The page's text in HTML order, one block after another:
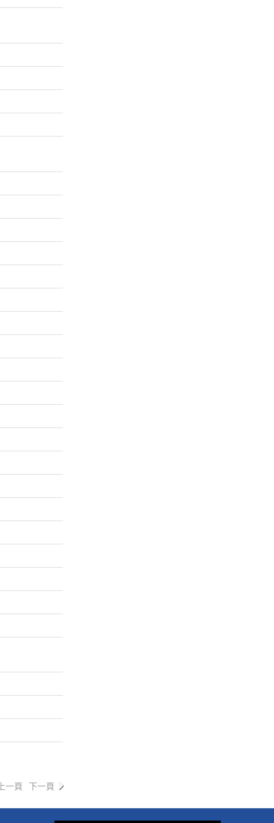
一頁 下一頁